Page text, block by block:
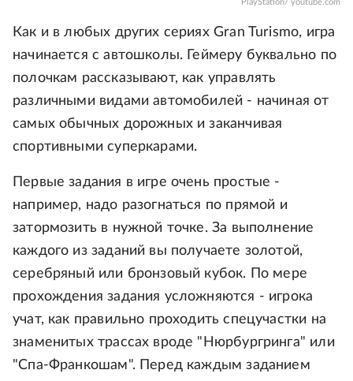
PlayStation/ youtube.com
Как и в любых других сериях Gran Turismo, игра
начинается с автошколы. Геймеру буквально по
полочкам рассказывают, как управлять
различными видами автомобилей - начиная от
самых обычных дорожных и заканчивая
спортивными суперкарами.
Первые задания в игре очень простые -
например, надо разогнаться по прямой и
затормозить в нужной точке. За выполнение
каждого из заданий вы получаете золотой,
серебряный или бронзовый кубок. По мере
прохождения задания усложняются - игрока
учат, как правильно проходить спецучастки на
знаменитых трассах вроде "Нюрбургринга" или
"Спа-Франкошам". Перед каждым заданием